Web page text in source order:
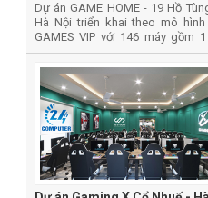
Dự án GAME HOME - 19 Hồ
Hà Nội triển khai theo mô hình
GAMES VIP với 146 máy gồm
thường, 1 phòng vip và 1 phòng